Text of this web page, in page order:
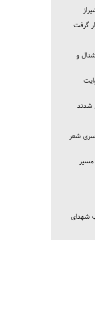
گرفت
و
شدند
شعر
مسیر
شهدای